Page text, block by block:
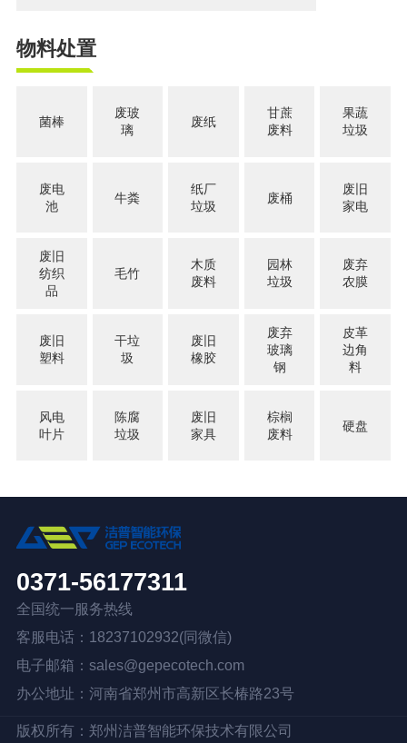
物料处置
菌棒
废玻
璃
废纸
甘蔗
废料
果蔬
垃圾
废电
池
牛粪
纸厂
垃圾
废桶
废旧
家电
废旧
纺织
品
毛竹
木质
废料
园林
垃圾
废弃
农膜
废旧
塑料
干垃
圾
废旧
橡胶
废弃
玻璃
钢
皮革
边角
料
风电
叶片
陈腐
垃圾
废旧
家具
棕榈
废料
硬盘
0371-56177311
全国统一服务热线
客服电话：18237102932(同微信)
电子邮箱：sales@gepecotech.com
办公地址：河南省郑州市高新区长椿路23号
版权所有： 郑州洁普智能环保技术有限公司